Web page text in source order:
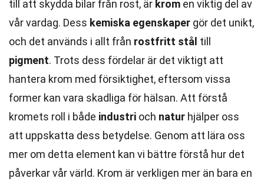
till att skydda bilar från rost, är krom en viktig del av
vår vardag. Dess kemiska egenskaper gör det unikt,
och det används i allt från rostfritt stål till
pigment. Trots dess fördelar är det viktigt att
hantera krom med försiktighet, eftersom vissa
former kan vara skadliga för hälsan. Att förstå
kromets roll i både industri och natur hjälper oss
att uppskatta dess betydelse. Genom att lära oss
mer om detta element kan vi bättre förstå hur det
påverkar vår värld. Krom är verkligen mer än bara en